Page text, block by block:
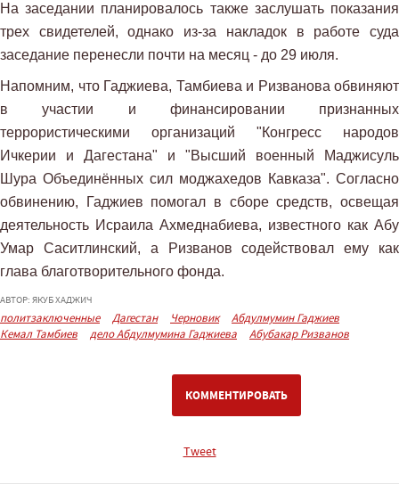
На заседании планировалось также заслушать показания
трех свидетелей, однако из-за накладок в работе суда
заседание перенесли почти на месяц - до 29 июля.
Напомним, что Гаджиева, Тамбиева и Ризванова обвиняют
в участии и финансировании признанных
террористическими организаций "Конгресс народов
Ичкерии и Дагестана" и "Высший военный Маджисуль
Шура Объединённых сил моджахедов Кавказа". Согласно
обвинению, Гаджиев помогал в сборе средств, освещая
деятельность Исраила Ахмеднабиева, известного как Абу
Умар Саситлинский, а Ризванов содействовал ему как
глава благотворительного фонда.
АВТОР: ЯКУБ ХАДЖИЧ
политзаключенные Дагестан Черновик
Абдулмумин Гаджиев
Кемал Тамбиев
дело Абдулмумина Гаджиева Абубакар Ризванов
КОММЕНТИРОВАТЬ
Tweet